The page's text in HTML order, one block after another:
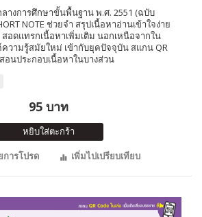
างการศึกษาขั้นพื้นฐาน พ.ศ. 2551 (ฉบับ
NOTE ช่วยจำ สรุปเนื้อหาอ่านเข้าใจง่าย
สอดแทรกเนื้อหาเพิ่มเติม นอกเหนือจากใน
วามรู้สมัยใหม่ เข้ากับยุคปัจจุบัน สแกน QR
อนประกอบเนื้อหาในบางส่วน
95 บาท
หยิบใส่ตะกร้า
การโปรด
เพิ่มไปเปรียบเทียบ